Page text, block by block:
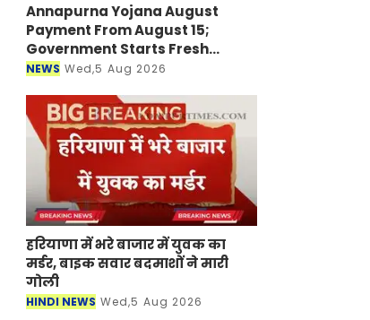
Annapurna Yojana August
Payment From August 15;
Government Starts Fresh
Verification Drive
NEWS Wed,5 Aug 2026
हरियाणा में भरे बाजार में युवक का
मर्डर, बाइक सवार बदमाशों ने मारी
गोली
HINDI NEWS Wed,5 Aug 2026